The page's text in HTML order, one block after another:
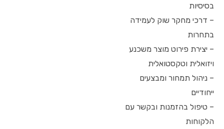
בסיסיות
– דרכי מחקר שוק לעמידה
בתחרות
– יצירת פירוט מוצר משכנע
ויזואלית וטקסטואלית
– ניהול תמחור ומבצעים
ייחודיים
– טיפול בהזמנות ובקשר עם
הלקוחות